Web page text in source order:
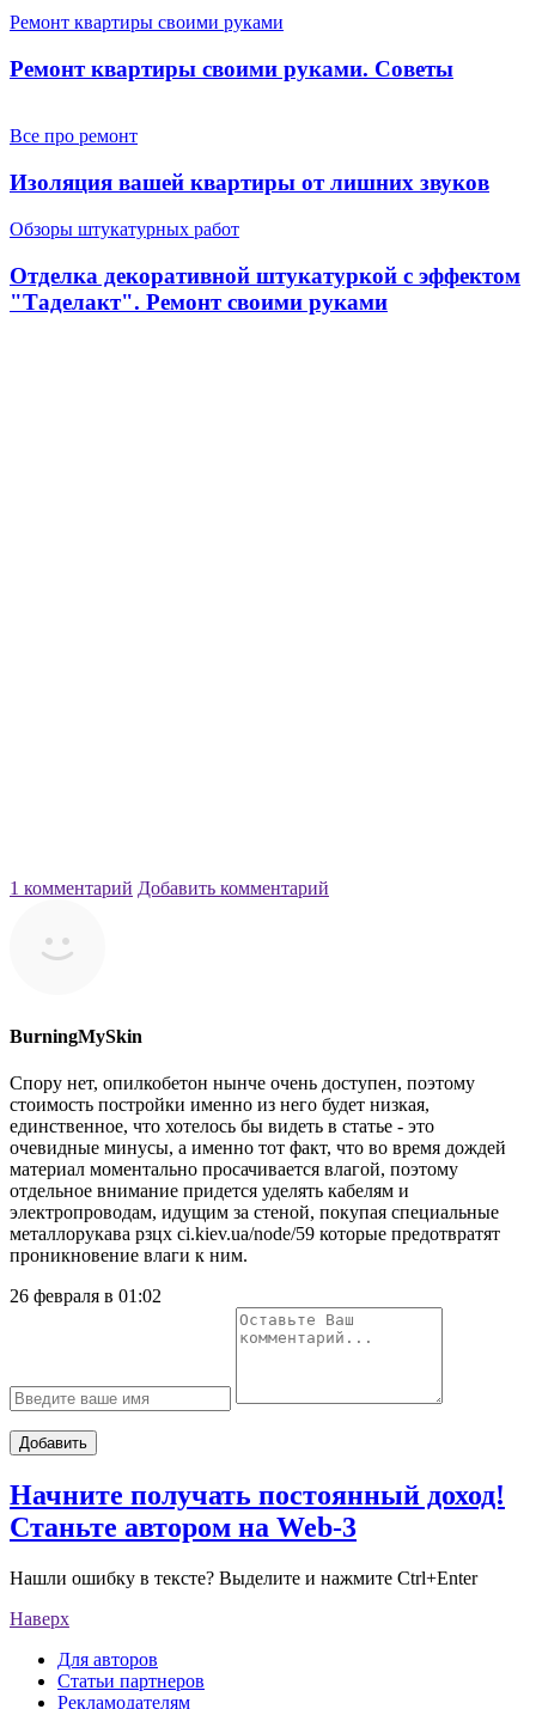
Ремонт квартиры своими руками
Ремонт квартиры своими руками. Советы
Все про ремонт
Изоляция вашей квартиры от лишних звуков
Обзоры штукатурных работ
Отделка декоративной штукатуркой с эффектом
"Таделакт". Ремонт своими руками
1 комментарий Добавить комментарий
BurningMySkin
Спору нет, опилкобетон нынче очень доступен, поэтому
стоимость постройки именно из него будет низкая,
единственное, что хотелось бы видеть в статье - это
очевидные минусы, а именно тот факт, что во время дождей
материал моментально просачивается влагой, поэтому
отдельное внимание придется уделять кабелям и
электропроводам, идущим за стеной, покупая специальные
металлорукава рзцх ci.kiev.ua/node/59 которые предотвратят
проникновение влаги к ним.
26 февраля в 01:02
Добавить
Начните получать постоянный доход!
Станьте автором на Web-3
Нашли ошибку в тексте? Выделите и нажмите Ctrl+Enter
Наверх
Для авторов
Статьи партнеров
Рекламодателям